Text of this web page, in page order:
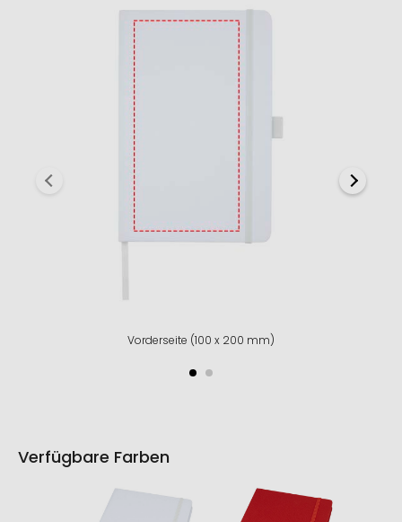
Vorderseite (100 x 200 mm)
Verfügbare Farben